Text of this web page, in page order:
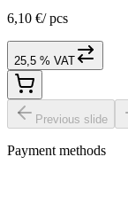
6,10 €/ pcs
25,5 % VAT
Previous slide
Payment methods